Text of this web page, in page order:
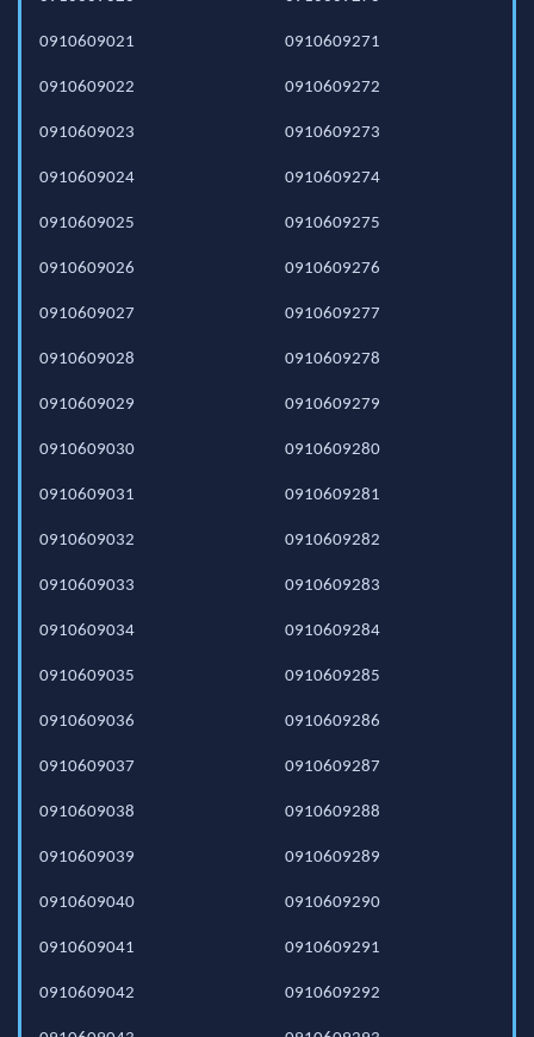
0910609021
0910609022
0910609023
0910609024
0910609025
0910609026
0910609027
0910609028
0910609029
0910609030
0910609031
0910609032
0910609033
0910609034
0910609035
0910609036
0910609037
0910609038
0910609039
0910609040
0910609041
0910609042
0910609271
0910609272
0910609273
0910609274
0910609275
0910609276
0910609277
0910609278
0910609279
0910609280
0910609281
0910609282
0910609283
0910609284
0910609285
0910609286
0910609287
0910609288
0910609289
0910609290
0910609291
0910609292